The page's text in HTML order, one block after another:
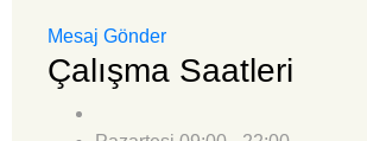
Mesaj Gönder
Çalışma Saatleri